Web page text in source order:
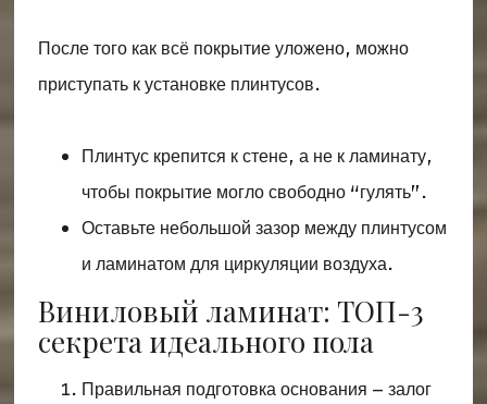
После того как всё покрытие уложено, можно
приступать к установке плинтусов.
Плинтус крепится к стене, а не к ламинату,
чтобы покрытие могло свободно “гулять”.
Оставьте небольшой зазор между плинтусом
и ламинатом для циркуляции воздуха.
Виниловый ламинат: ТОП-3
секрета идеального пола
Правильная подготовка основания – залог